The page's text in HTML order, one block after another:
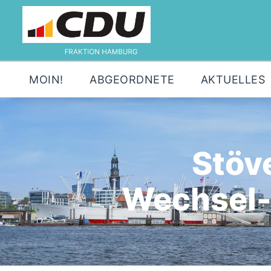
MOIN! ABGEORDNETE AKTUELLES